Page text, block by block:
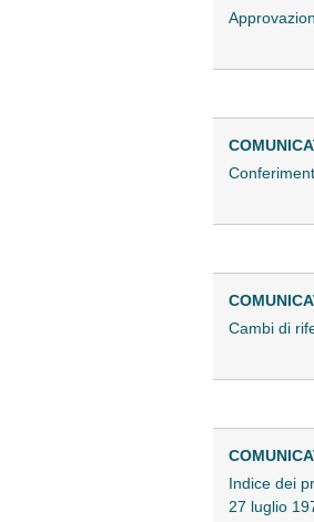
Cambi di
Indice dei
27 luglio